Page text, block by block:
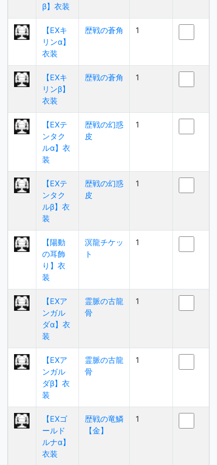
β】衣装
【EXキ
リンα】
衣装
歴戦の蒼角 1
【EXキ
リンβ】
衣装
歴戦の蒼角 1
【EXテ
ンタク
ルα】衣
装
歴戦の幻惑
皮
1
【EXテ
ンタク
ルβ】衣
装
歴戦の幻惑
皮
1
【陽動
の耳飾
り】衣
装
溟龍チケッ
ト
1
【EXア
ンガル
ダα】衣
装
霊脈の古龍
骨
1
【EXア
ンガル
ダβ】衣
装
霊脈の古龍
骨
1
【EXゴ
ールド
ルナα】
衣装
歴戦の竜鱗
【金】
1